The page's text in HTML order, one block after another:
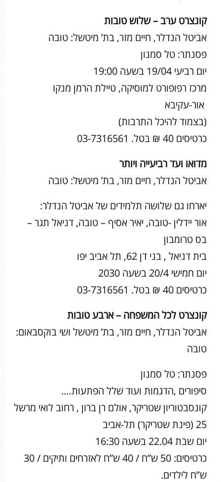
קונצרט ערב – שלוש טובות
אביטל הנדלר, חיים מזר, בת’ מיטשל: טובה
פסנתר: טל סמנון
יום רביעי 19/04 בשעה 19:00
מרכז רפופורט למוסיקה, טיילת הרמן מנקו
אור-עקיבא
(בצמוד להיכל התרבות)
כרטיסים 40 ₪ בטל. 03-7316561
מדואו ועד רביעייה ויותר
אביטל הנדלר, חיים מזר, בת’ מיטשל: טובה
יארחו גם שלושה תלמידים של אביטל הנדלר:
אור יידלין -טובה, יאיר אסיף – טובה, דניאל תגר –
בס טרומבון
בית דניאל , בני דן 62, תל אביב יפו
יום חמישי 20/4 בשעה 2030
כרטיסים 40 ₪ בטל. 03-7316561
קונצרט לכל המשפחה – ארבע טובות
אביטל הנדלר, חיים מזר, בת’ מיטשל ושי בוקסבאום:
טובה
פסנתר: טל סמנון
סיפורים ,הדגמות ועוד שלל הפתעות….
קונסבטוריון שטריקר, אולם רן ברון , רחוב לואי מרשל
25 (פינת שטריקר) תל-אביב
יום שבת 22.04 בשעה 16:30
כרטיסים: 50 ש”ח / 40 ש”ח לאזרחים ותיקים / 30
ש”ח לילדים.